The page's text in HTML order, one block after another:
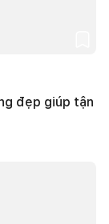
đẹp giúp tận